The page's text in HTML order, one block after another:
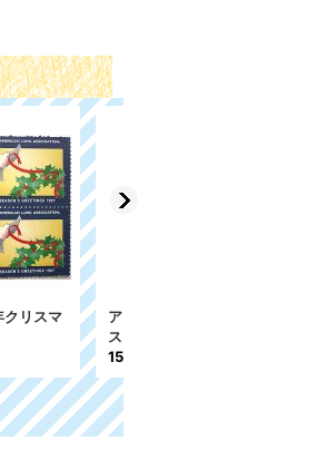
年クリスマ